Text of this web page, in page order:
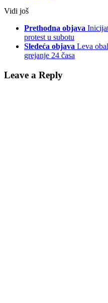
Vidi još
Prethodna objava
protest u subotu
Sledeća objava Leva
grejanje 24 časa
Leave a Reply